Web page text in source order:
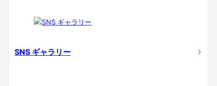
SNS ギャラリー